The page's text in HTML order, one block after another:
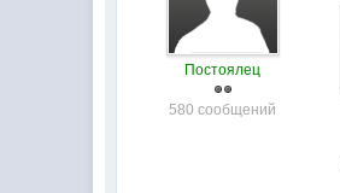
Постоялец
580 сообщений